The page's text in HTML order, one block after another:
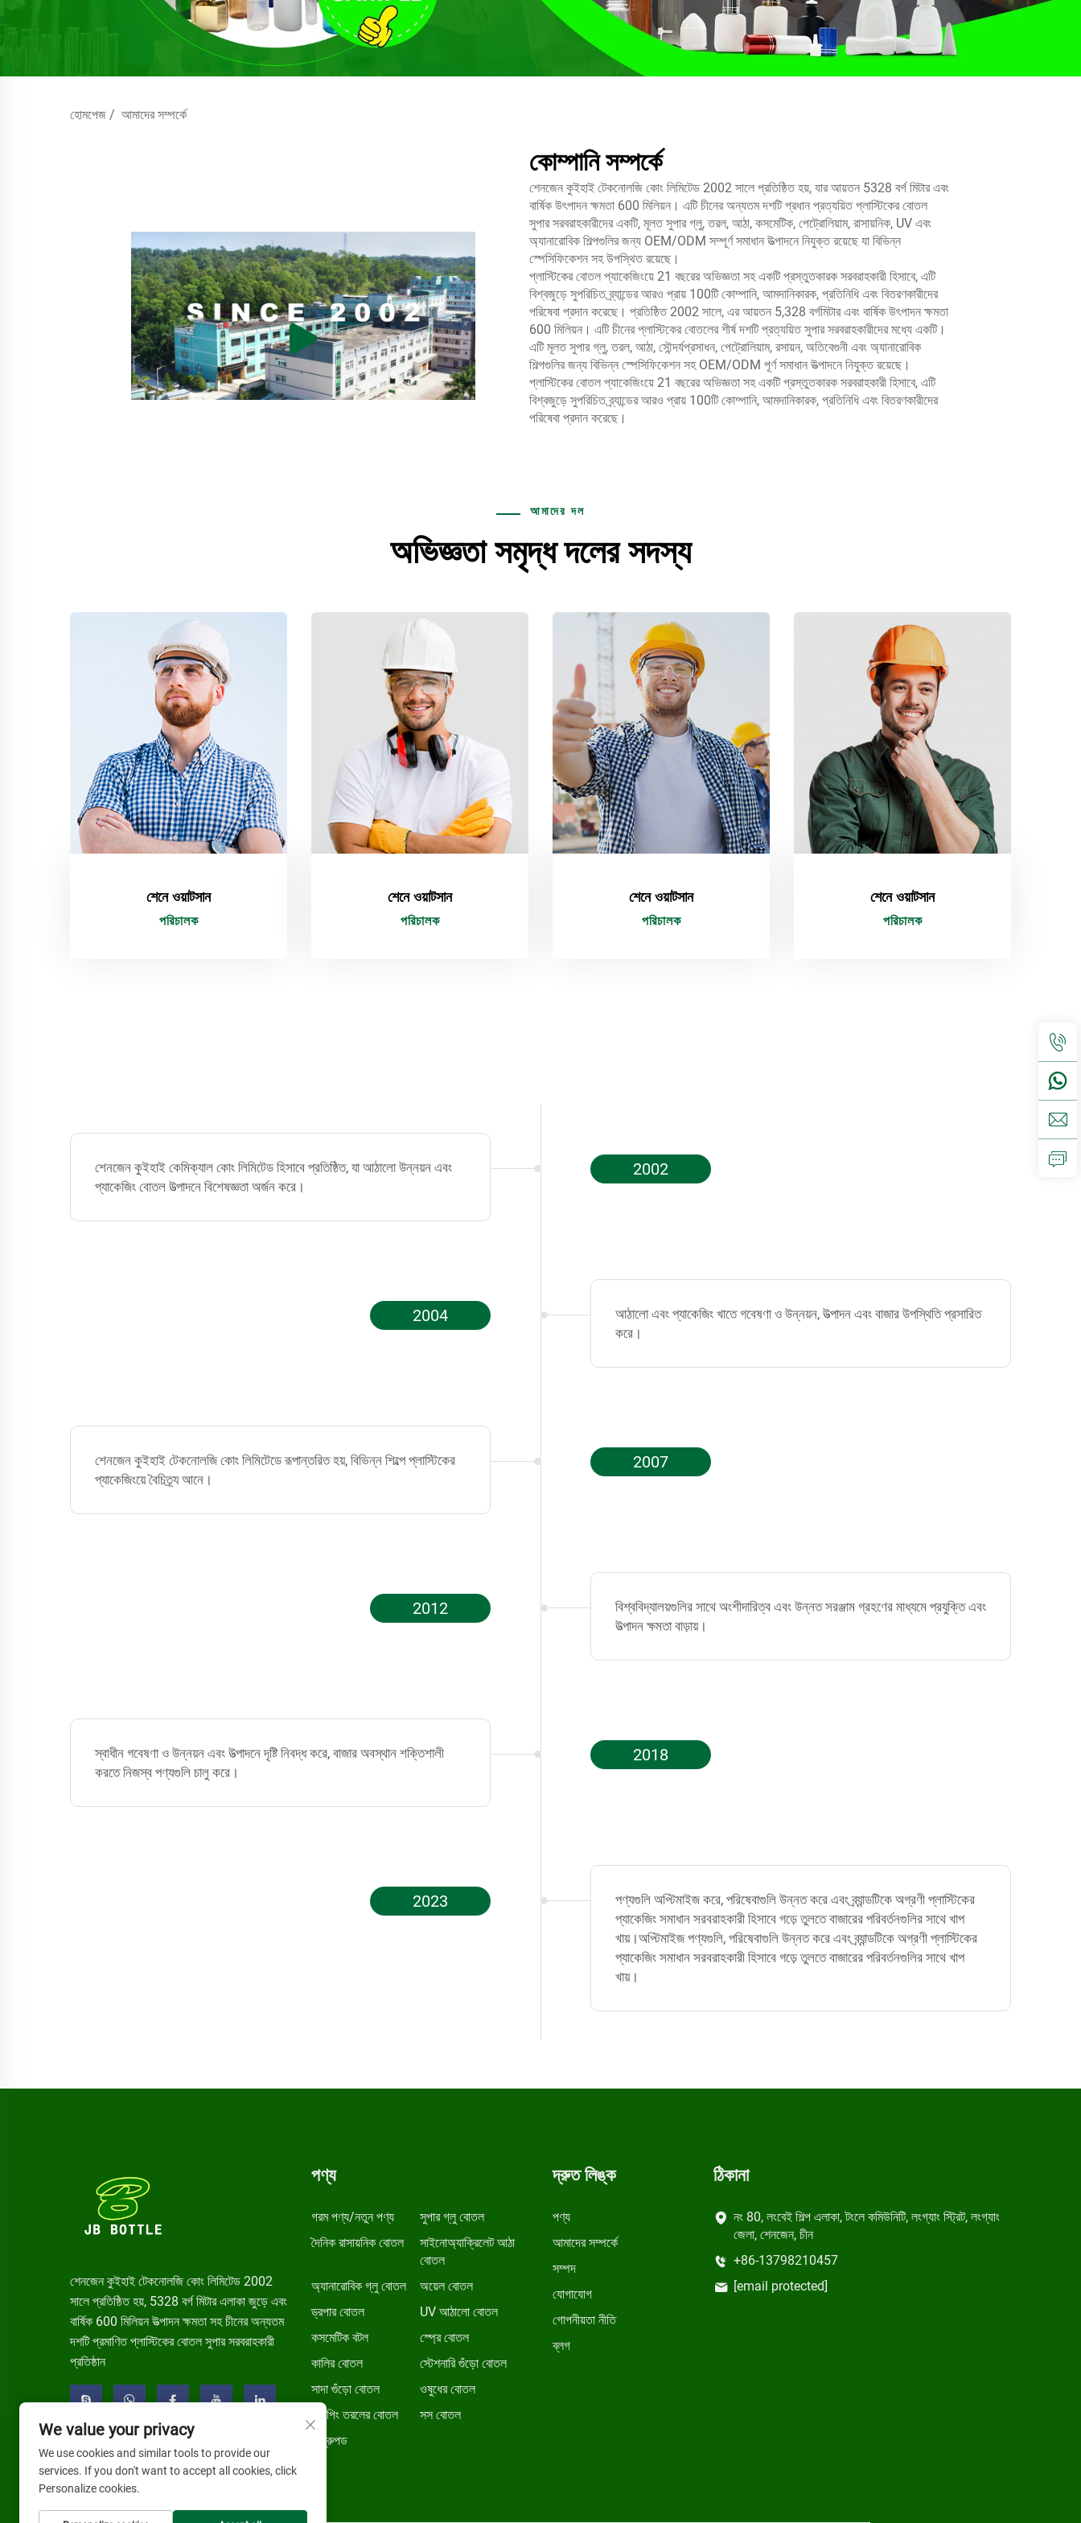
হোমপেজ / আমাদের সম্পর্কে
কোম্পানি সম্পর্কে
শেনজেন কুইহাই টেকনোলজি কোং লিমিটেড 2002 সালে প্রতিষ্ঠিত হয়, যার আয়তন 5328 বর্গ মিটার এবং
বার্ষিক উৎপাদন ক্ষমতা 600 মিলিয়ন। এটি চীনের অন্যতম দশটি প্রধান প্রত্যয়িত প্লাস্টিকের বোতল
সুপার সরবরাহকারীদের একটি, মূলত সুপার গ্লু, তরল, আঠা, কসমেটিক, পেট্রোলিয়াম, রাসায়নিক, UV এবং
অ্যানারোবিক শিল্পগুলির জন্য OEM/ODM সম্পূর্ণ সমাধান উত্পাদনে নিযুক্ত রয়েছে যা বিভিন্ন
স্পেসিফিকেশন সহ উপস্থিত রয়েছে।
প্লাস্টিকের বোতল প্যাকেজিংয়ে 21 বছরের অভিজ্ঞতা সহ একটি প্রস্তুতকারক সরবরাহকারী হিসাবে, এটি
বিশ্বজুড়ে সুপরিচিত ব্র্যান্ডের আরও প্রায় 100টি কোম্পানি, আমদানিকারক, প্রতিনিধি এবং বিতরণকারীদের
পরিষেবা প্রদান করেছে। প্রতিষ্ঠিত 2002 সালে, এর আয়তন 5,328 বর্গমিটার এবং বার্ষিক উৎপাদন ক্ষমতা
600 মিলিয়ন। এটি চীনের প্লাস্টিকের বোতলের শীর্ষ দশটি প্রত্যয়িত সুপার সরবরাহকারীদের মধ্যে একটি।
এটি মূলত সুপার গ্লু, তরল, আঠা, সৌন্দর্যপ্রসাধন, পেট্রোলিয়াম, রসায়ন, অতিবেগুনী এবং অ্যানারোবিক
শিল্পগুলির জন্য বিভিন্ন স্পেসিফিকেশন সহ OEM/ODM পূর্ণ সমাধান উত্পাদনে নিযুক্ত রয়েছে।
প্লাস্টিকের বোতল প্যাকেজিংয়ে 21 বছরের অভিজ্ঞতা সহ একটি প্রস্তুতকারক সরবরাহকারী হিসাবে, এটি
বিশ্বজুড়ে সুপরিচিত ব্র্যান্ডের আরও প্রায় 100টি কোম্পানি, আমদানিকারক, প্রতিনিধি এবং বিতরণকারীদের
পরিষেবা প্রদান করেছে।
আমাদের দল
অভিজ্ঞতা সমৃদ্ধ দলের সদস্য
শেনে ওয়াটসান
পরিচালক
শেনে ওয়াটসান
পরিচালক
শেনে ওয়াটসান
পরিচালক
শেনে ওয়াটসান
পরিচালক
2002
শেনজেন কুইহাই কেমিক্যাল কোং লিমিটেড হিসাবে প্রতিষ্ঠিত, যা আঠালো উন্নয়ন এবং
প্যাকেজিং বোতল উত্পাদনে বিশেষজ্ঞতা অর্জন করে।
2004
আঠালো এবং প্যাকেজিং খাতে গবেষণা ও উন্নয়ন, উত্পাদন এবং বাজার উপস্থিতি প্রসারিত
করে।
2007
শেনজেন কুইহাই টেকনোলজি কোং লিমিটেডে রূপান্তরিত হয়, বিভিন্ন শিল্পে প্লাস্টিকের
প্যাকেজিংয়ে বৈচিত্র্য আনে।
2012
বিশ্ববিদ্যালয়গুলির সাথে অংশীদারিত্ব এবং উন্নত সরঞ্জাম গ্রহণের মাধ্যমে প্রযুক্তি এবং
উত্পাদন ক্ষমতা বাড়ায়।
2018
স্বাধীন গবেষণা ও উন্নয়ন এবং উত্পাদনে দৃষ্টি নিবদ্ধ করে, বাজার অবস্থান শক্তিশালী
করতে নিজস্ব পণ্যগুলি চালু করে।
2023
পণ্যগুলি অপ্টিমাইজ করে, পরিষেবাগুলি উন্নত করে এবং ব্র্যান্ডটিকে অগ্রণী প্লাস্টিকের
প্যাকেজিং সমাধান সরবরাহকারী হিসাবে গড়ে তুলতে বাজারের পরিবর্তনগুলির সাথে খাপ
খায়।অপ্টিমাইজ পণ্যগুলি, পরিষেবাগুলি উন্নত করে এবং ব্র্যান্ডটিকে অগ্রণী প্লাস্টিকের
প্যাকেজিং সমাধান সরবরাহকারী হিসাবে গড়ে তুলতে বাজারের পরিবর্তনগুলির সাথে খাপ
খায়।
শেনজেন কুইহাই টেকনোলজি কোং লিমিটেড 2002
সালে প্রতিষ্ঠিত হয়, 5328 বর্গ মিটার এলাকা জুড়ে এবং
বার্ষিক 600 মিলিয়ন উত্পাদন ক্ষমতা সহ চীনের অন্যতম
দশটি প্রমাণিত প্লাস্টিকের বোতল সুপার সরবরাহকারী
প্রতিষ্ঠান
পণ্য
গরম পণ্য/নতুন পণ্য
সুপার গ্লু বোতল
দৈনিক রাসায়নিক বোতল
সাইনোঅ্যাক্রিলেট আঠা
বোতল
অ্যানারোবিক গ্লু বোতল
অয়েল বোতল
ড্রপার বোতল
UV আঠালো বোতল
কসমেটিক বটল
স্প্রে বোতল
কালির বোতল
স্টেশনারি গুঁড়ো বোতল
সাদা গুঁড়ো বোতল
ওষুধের বোতল
ভ্যাপিং তরলের বোতল
সস বোতল
অগ্রুপড
দ্রুত লিঙ্ক
পণ্য
আমাদের সম্পর্কে
সম্পদ
যোগাযোগ
গোপনীয়তা নীতি
ব্লগ
ঠিকানা
নং 80, লংবেই শিল্প এলাকা, টংলে কমিউনিটি, লংগ্যাং স্ট্রিট, লংগ্যাং
জেলা, শেনজেন, চীন
+86-13798210457
[email protected]
We value your privacy
We use cookies and similar tools to provide our
services. If you don't want to accept all cookies, click
Personalize cookies.